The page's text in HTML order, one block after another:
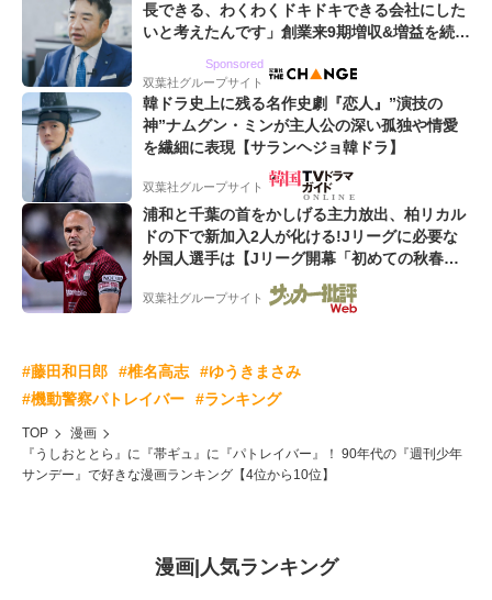
長できる、わくわくドキドキできる会社にした
いと考えたんです」創業来9期増収&増益を続け
Sponsored
双葉社グループサイト
韓ドラ史上に残る名作史劇『恋人』”演技の
神”ナムグン・ミンが主人公の深い孤独や情愛
を繊細に表現【サランヘジョ韓ドラ】
双葉社グループサイト
浦和と千葉の首をかしげる主力放出、柏リカル
ドの下で新加入2人が化ける!Jリーグに必要な
外国人選手は【Jリーグ開幕「初めての秋春
双葉社グループサイト
#藤田和日郎 #椎名高志
#ゆうきまさみ
#機動警察パトレイバー
#ランキング
TOP
漫画
『うしおととら』に『帯ギュ』に『パトレイバー』！ 90年代の『週刊少年
サンデー』で好きな漫画ランキング【4位から10位】
漫画| 人気ランキング